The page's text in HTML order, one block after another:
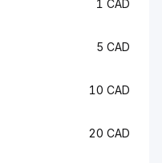
1 CAD
5 CAD
10 CAD
20 CAD